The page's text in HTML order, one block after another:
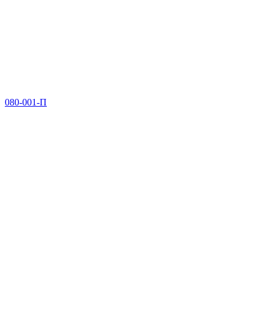
080-001-П